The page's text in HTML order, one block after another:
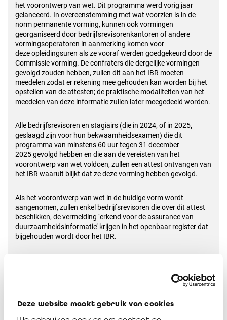
Deze website maakt gebruik van cookies
het voorontwerp van wet. Dit programma werd vorig jaar
gelanceerd. In overeenstemming met wat voorzien is in de
norm permanente vorming, kunnen ook vormingen
georganiseerd door bedrijfsrevisorenkantoren of andere
vormingsoperatoren in aanmerking komen voor
dezeopleidingsuren als ze vooraf werden goedgekeurd door de
Commissie vorming. De confraters diedergelijke vormingen
gevolgd zouden hebben, zullen dit aan het IBR moeten
meedelen zodat er rekening mee gehouden kan worden bij het
opstellen van de attesten; de praktische modaliteiten van het
meedelen van deze informatie zullen later meegedeeld worden.
Alle bedrijfsrevisoren en stagiairs (die in 2024, of in 2025,
geslaagd zijn voor hun bekwaamheidsexamen) die dit
programma van minstens 60 uur tegen 31 december
2025gevolgd hebben en die aan de vereisten van het
voorontwerp van wet voldoen, zullen een attest ontvangen van
het IBR waaruit blijkt dat ze deze vorming hebben gevolgd.
Als het voorontwerp van wet in de huidige vorm wordt
aangenomen, zullen enkel bedrijfsrevisoren die over dit attest
beschikken, de vermelding ‘erkend voor de assurance van
duurzaamheidsinformatie’ krijgen in het openbaar register dat
bijgehouden wordt door het IBR.
Voor de bedrijfsrevisoren die begin 2025 reeds oordelen over
de assurance vanduurzaamheidsinformatie moeten tekenen,
heeft de Raad van het IBR besloten dat ze moetenkunnen
bewijzen dat ze minstens 30 uur vorming gevolgd hebben voor